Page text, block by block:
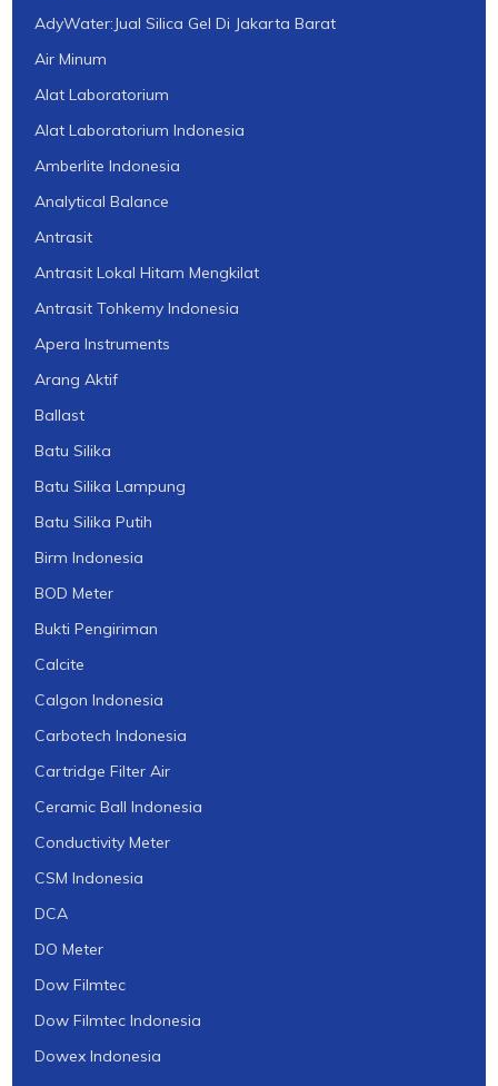
AdyWater:Jual Silica Gel Di Jakarta Barat
Air Minum
Alat Laboratorium
Alat Laboratorium Indonesia
Amberlite Indonesia
Analytical Balance
Antrasit
Antrasit Lokal Hitam Mengkilat
Antrasit Tohkemy Indonesia
Apera Instruments
Arang Aktif
Ballast
Batu Silika
Batu Silika Lampung
Batu Silika Putih
Birm Indonesia
BOD Meter
Bukti Pengiriman
Calcite
Calgon Indonesia
Carbotech Indonesia
Cartridge Filter Air
Ceramic Ball Indonesia
Conductivity Meter
CSM Indonesia
DCA
DO Meter
Dow Filmtec
Dow Filmtec Indonesia
Dowex Indonesia